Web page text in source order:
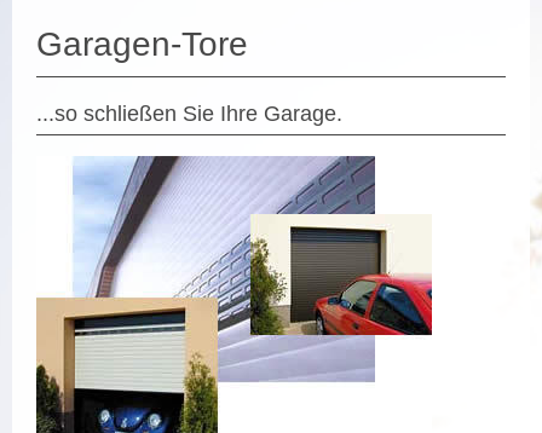
Garagen-Tore
...so schließen Sie Ihre Garage.